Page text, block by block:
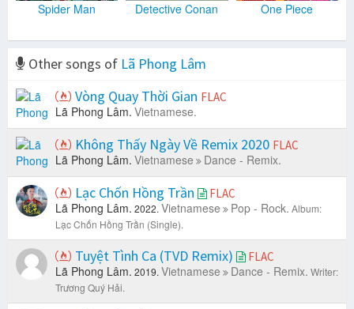
Spider Man Detective Conan One Piece
Other songs of Lã Phong Lâm
Vòng Quay Thời Gian FLAC
Lã Phong Lâm. Vietnamese.
Không Thấy Ngày Về Remix 2020 FLAC
Lã Phong Lâm. Vietnamese Dance - Remix.
Lạc Chốn Hồng Trần FLAC
Lã Phong Lâm. 2022. Vietnamese Pop - Rock. Album:
Lạc Chốn Hồng Trần (Single).
Tuyệt Tình Ca (TVD Remix) FLAC
Lã Phong Lâm. 2019. Vietnamese Dance - Remix. Writer:
Trương Quý Hải.